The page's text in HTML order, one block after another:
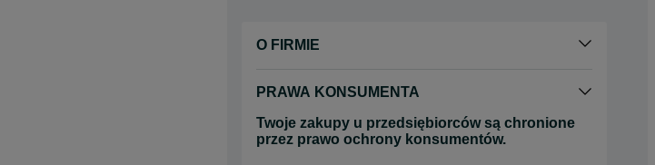
O FIRMIE
PRAWA KONSUMENTA
Twoje zakupy u przedsiębiorców są chronione
przez prawo ochrony konsumentów.